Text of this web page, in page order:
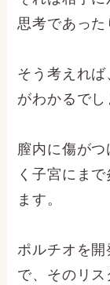
思考であった
そう考えれ
がわかるでし
膣内に傷が
く子宮にま
ます。
ポルチオを開
で、そのリス